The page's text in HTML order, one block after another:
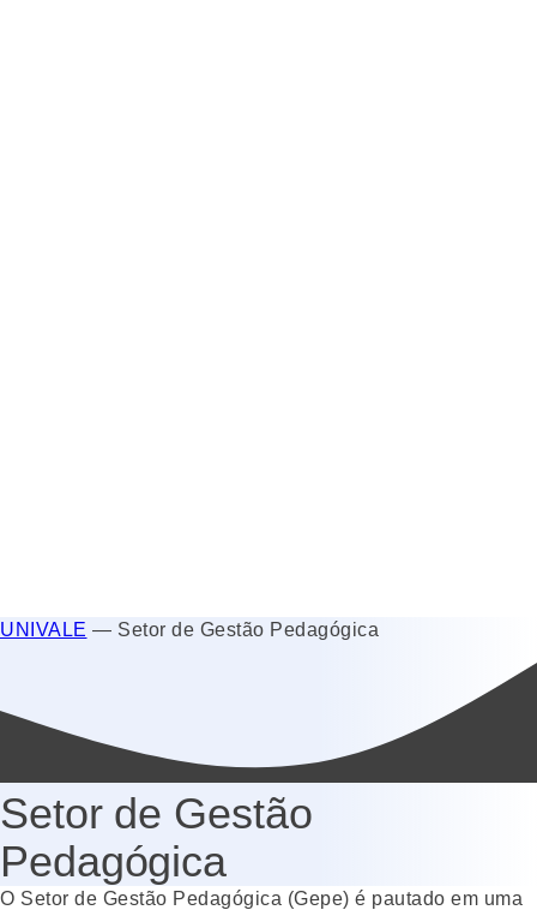
UNIVALE — Setor de Gestão Pedagógica
Setor de Gestão
Pedagógica
O Setor de Gestão Pedagógica (Gepe) é pautado em uma